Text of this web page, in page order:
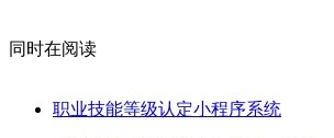
同时在阅读
职业技能等级认定小程序系统